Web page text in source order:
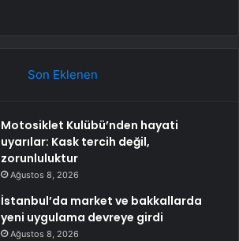
Son Eklenen
Motosiklet Kulübü’nden hayati
uyarılar: Kask tercih değil,
zorunluluktur
Ağustos 8, 2026
İstanbul’da market ve bakkallarda
yeni uygulama devreye girdi
Ağustos 8, 2026